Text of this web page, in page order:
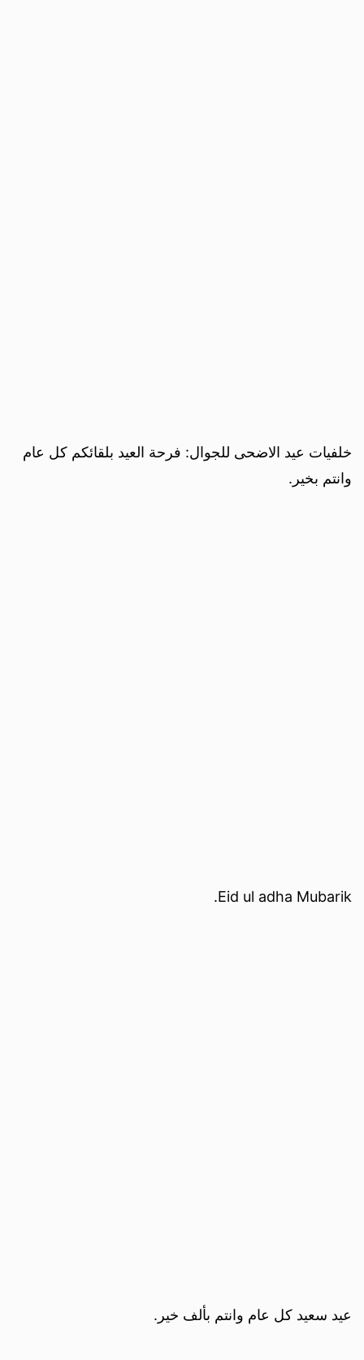
خلفيات عيد الاضحى للجوال: فرحة العيد بلقائكم كل عام
وانتم بخير.
Eid ul adha Mubarik.
عيد سعيد كل عام وانتم بألف خير.